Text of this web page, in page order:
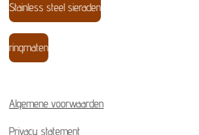
Stainless steel sieraden
ringmaten
Algemene voorwaarden
Privacy statement